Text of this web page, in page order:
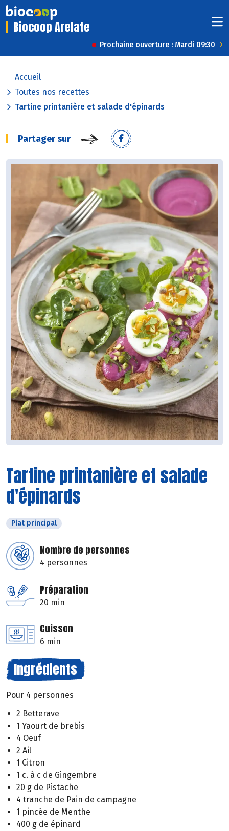
Biocoop Arelate
Prochaine ouverture : Mardi 09:30
Accueil
Toutes nos recettes
Tartine printanière et salade d'épinards
Partager sur
Tartine printanière et salade
d'épinards
Plat principal
Nombre de personnes
4 personnes
Préparation
20 min
Cuisson
6 min
Ingrédients
Pour 4 personnes
2 Betterave
1 Yaourt de brebis
4 Oeuf
2 Ail
1 Citron
1 c. à c de Gingembre
20 g de Pistache
4 tranche de Pain de campagne
1 pincée de Menthe
400 g de épinard